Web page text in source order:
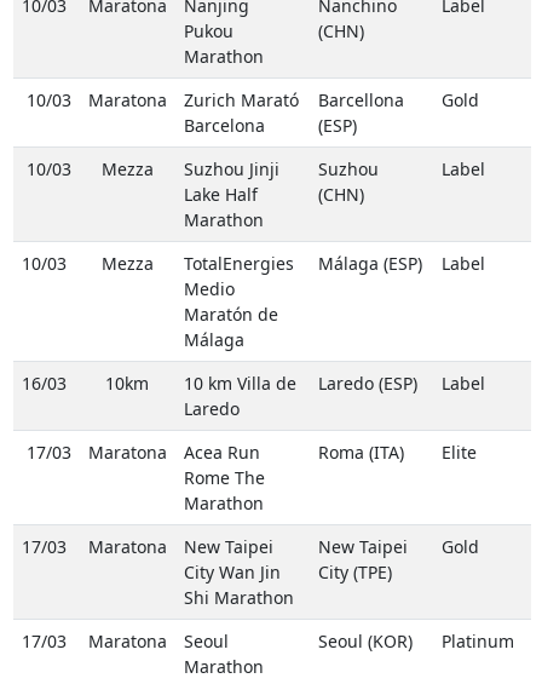
10/03 Maratona
Nanjing
Pukou
Marathon
Nanchino
(CHN)
Label
10/03 Maratona
Zurich Marató
Barcelona
Barcellona
(ESP)
Gold
10/03 Mezza
Suzhou Jinji
Lake Half
Marathon
Suzhou
(CHN)
Label
10/03 Mezza
TotalEnergies
Medio
Maratón de
Málaga
Málaga (ESP) Label
16/03 10km
10 km Villa de
Laredo
Laredo (ESP) Label
17/03 Maratona
Acea Run
Rome The
Marathon
Roma (ITA) Elite
17/03 Maratona
New Taipei
City Wan Jin
Shi Marathon
New Taipei
City (TPE)
Gold
17/03 Maratona
Seoul
Marathon
Seoul (KOR) Platinum